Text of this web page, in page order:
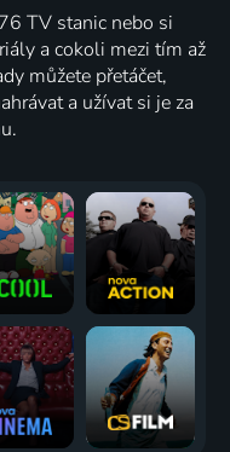
TV stanic nebo si
a cokoli mezi tím až
můžete přetáčet,
a užívat si je za